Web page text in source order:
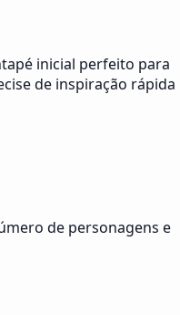
inicial perfeito para
de inspiração rápida
de personagens e